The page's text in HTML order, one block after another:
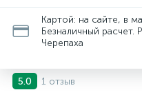
Картой: на сайте, в
Безналичный расчет.
Черепаха
5.0 1 отзыв